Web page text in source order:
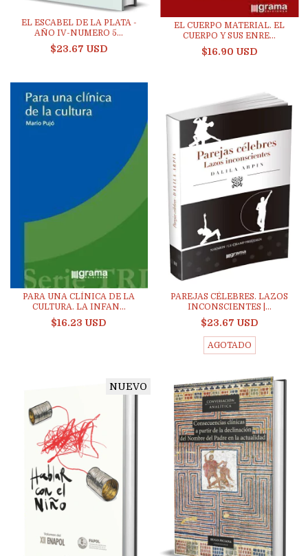
EL ESCABEL DE LA PLATA -
AÑO IV-NUMERO 5...
$23.67 USD
EL CUERPO MATERIAL. EL
CUERPO Y SUS ENRE...
$16.90 USD
PARA UNA CLÍNICA DE LA
CULTURA. LA INFAN...
$16.23 USD
PAREJAS CÉLEBRES. LAZOS
INCONSCIENTES |...
$23.67 USD
AGOTADO
NUEVO